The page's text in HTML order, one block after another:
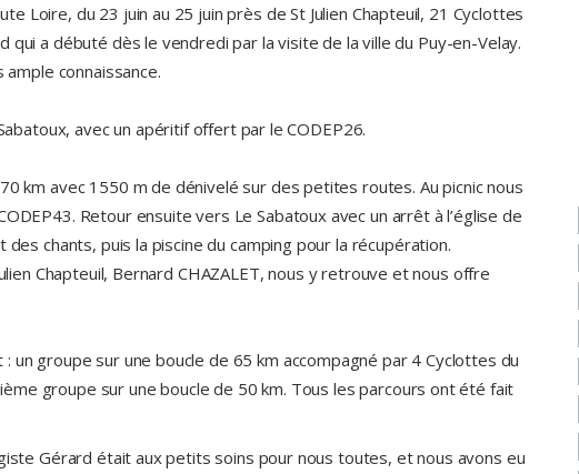
Loire, du 23 juin au 25 juin près de St Julien Chapteuil, 21 Cyclottes
a débuté dès le vendredi par la visite de la ville du Puy-en-Velay.
connaissance.
avec un apéritif offert par le CODEP26.
km avec 1550 m de dénivelé sur des petites routes. Au picnic nous
Retour ensuite vers Le Sabatoux avec un arrêt à l’église de
chants, puis la piscine du camping pour la récupération.
Chapteuil, Bernard CHAZALET, nous y retrouve et nous offre
un groupe sur une boucle de 65 km accompagné par 4 Cyclottes du
groupe sur une boucle de 50 km. Tous les parcours ont été fait
Gérard était aux petits soins pour nous toutes, et nous avons eu